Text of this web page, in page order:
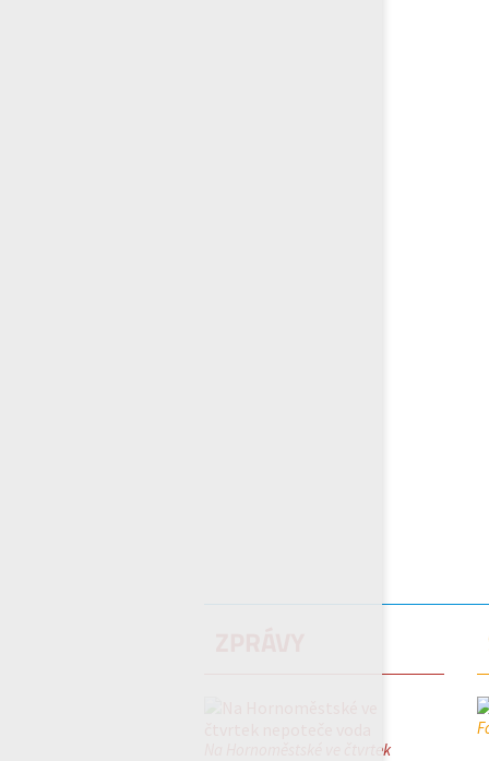
Na Hornoměstské ve čtvrtek